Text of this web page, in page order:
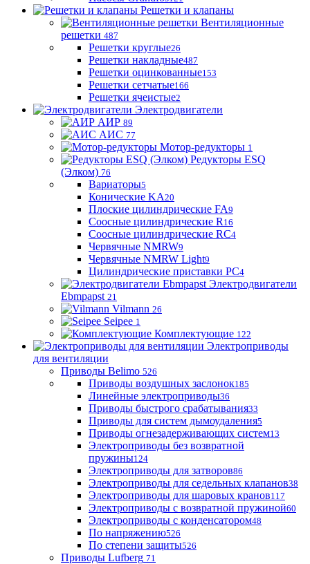
Решетки и клапаны
Вентиляционные
решетки 487
Решетки круглые26
Решетки накладные487
Решетки оцинкованные153
Решетки сетчатые166
Решетки ячеистые2
Электродвигатели
АИР 89
АИС 77
Мотор-редукторы 1
Редукторы ESQ
(Элком) 76
Вариаторы5
Конические KA20
Плоские цилиндрические FA9
Соосные цилиндрические R 16
Соосные цилиндрические RC4
Червячные NMRW9
Червячные NMRW Light9
Цилиндрические приставки PC4
Электродвигатели
Ebmpapst 21
Vilmann 26
Seipee 1
Комплектующие 122
Электроприводы
для вентиляции
Приводы Belimo 526
Приводы воздушных заслонок185
Линейные электроприводы36
Приводы быстрого срабатывания33
Приводы для систем дымоудаления5
Приводы огнезадерживающих систем13
Электроприводы без возвратной
пружины124
Электроприводы для затворов86
Электроприводы для седельных клапанов38
Электроприводы для шаровых кранов117
Электроприводы с возвратной пружиной60
Электроприводы с конденсатором48
По напряжению526
По степени защиты526
Приводы Lufberg 71